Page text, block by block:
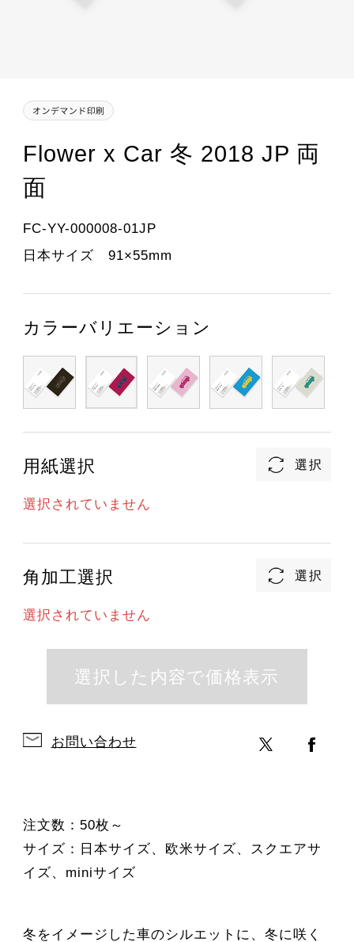
Flower x Car 冬 2018 JP 両
面
FC-YY-000008-01JP
日本サイズ 91×55mm
カラーバリエーション
用紙選択
選択されていません
角加工選択
選択されていません
お問い合わせ
注文数：50枚～
サイズ：日本サイズ、欧米サイズ、スクエアサ
イズ、miniサイズ
冬をイメージした車のシルエットに、冬に咲く